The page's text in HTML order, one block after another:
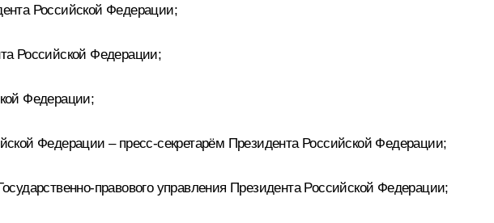
Российской Федерации;
Российской Федерации;
Федерации;
Федерации – пресс-секретарём Президента Российской Федерации;
правового управления Президента Российской Федерации;